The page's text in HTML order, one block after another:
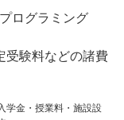
ログラミング
受験料などの諸費
学金・授業料・施設設